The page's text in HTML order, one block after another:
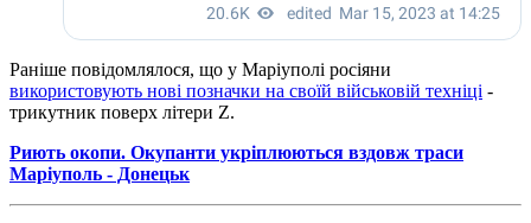
Раніше повідомлялося, що у Маріуполі росіяни
використовують нові позначки на своїй військовій техніці -
трикутник поверх літери Z.
Риють окопи. Окупанти укріплюються вздовж траси
Маріуполь - Донецьк